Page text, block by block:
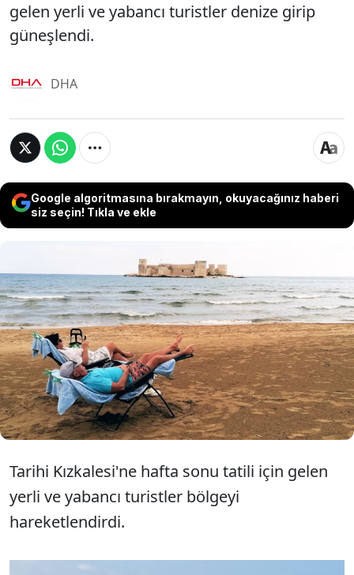
gelen yerli ve yabancı turistler denize girip
güneşlendi.
DHA
Google algoritmasına bırakmayın, okuyacağınız haberi
siz seçin! Tıkla ve ekle
Mersin'in Erdemli ilçesindeki
Kızkalesi'ne gelen yerli ve yabancı
turistler denize girip güneşlendi.
Tarihi Kızkalesi'ne hafta sonu tatili için gelen
yerli ve yabancı turistler bölgeyi
hareketlendirdi.